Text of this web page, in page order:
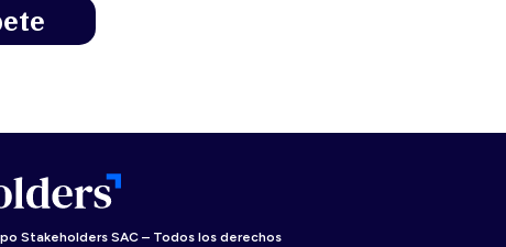
Stakeholders SAC – Todos los derechos